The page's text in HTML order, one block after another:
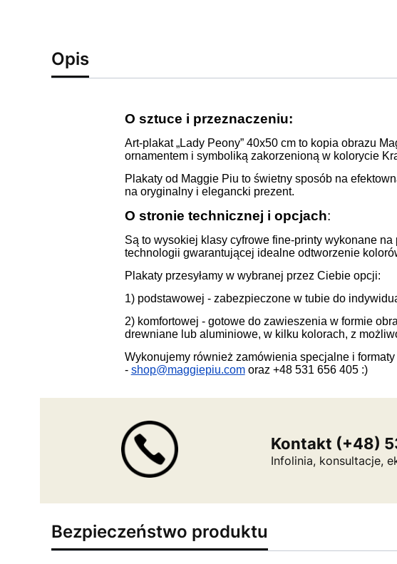
Opis
O sztuce i przeznaczeniu:
Art-plakat „Lady Peony” 40x50 cm to kopia obrazu
ornamentem i symboliką zakorzenioną w kolorycie
Plakaty od Maggie Piu to świetny sposób na
na oryginalny i elegancki prezent.
O stronie technicznej i opcjach:
Są to wysokiej klasy cyfrowe fine-printy wykonane
technologii gwarantującej idealne odtworzenie
Plakaty przesyłamy w wybranej przez Ciebie opcji:
1) podstawowej - zabezpieczone w tubie do
2) komfortowej - gotowe do zawieszenia w formie
drewniane lub aluminiowe, w kilku kolorach, z
Wykonujemy również zamówienia specjalne i
- shop@maggiepiu.comoraz +48 531 656 405 :)
Kontakt (+48)
Infolinia, konsultacje,
Bezpieczeństwo produktu